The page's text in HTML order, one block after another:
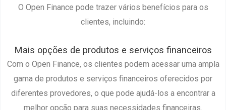
O Open Finance pode trazer vários benefícios para os
clientes, incluindo:
Mais opções de produtos e serviços financeiros
Com o Open Finance, os clientes podem acessar uma ampla
gama de produtos e serviços financeiros oferecidos por
diferentes provedores, o que pode ajudá-los a encontrar a
melhor opção para suas necessidades financeiras.